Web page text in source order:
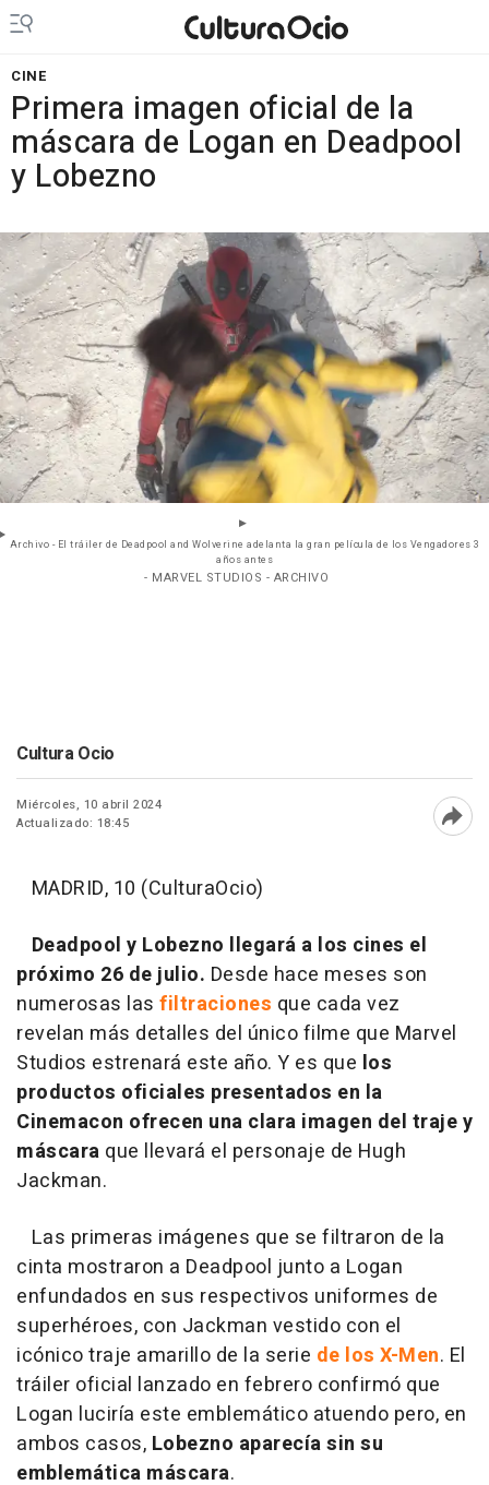
CINE
Primera imagen oficial de la
máscara de Logan en Deadpool
y Lobezno
Archivo - El tráiler de Deadpool and Wolverine adelanta la gran película de los Vengadores 3
años antes
- MARVEL STUDIOS - ARCHIVO
Cultura Ocio
Miércoles, 10 abril 2024
Actualizado: 18:45
MADRID, 10 (CulturaOcio)
Deadpool y Lobezno llegará a los cines el
próximo 26 de julio. Desde hace meses son
numerosas las filtraciones que cada vez
revelan más detalles del único filme que Marvel
Studios estrenará este año. Y es que los
productos oficiales presentados en la
Cinemacon ofrecen una clara imagen del traje y
máscara que llevará el personaje de Hugh
Jackman.
Las primeras imágenes que se filtraron de la
cinta mostraron a Deadpool junto a Logan
enfundados en sus respectivos uniformes de
superhéroes, con Jackman vestido con el
icónico traje amarillo de la serie de los X-Men. El
tráiler oficial lanzado en febrero confirmó que
Logan luciría este emblemático atuendo pero, en
ambos casos, Lobezno aparecía sin su
emblemática máscara.